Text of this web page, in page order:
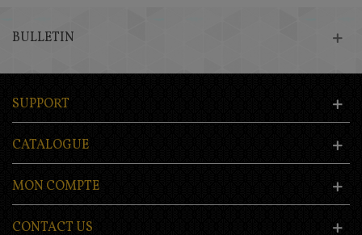
BULLETIN
SUPPORT
CATALOGUE
MON COMPTE
CONTACT US